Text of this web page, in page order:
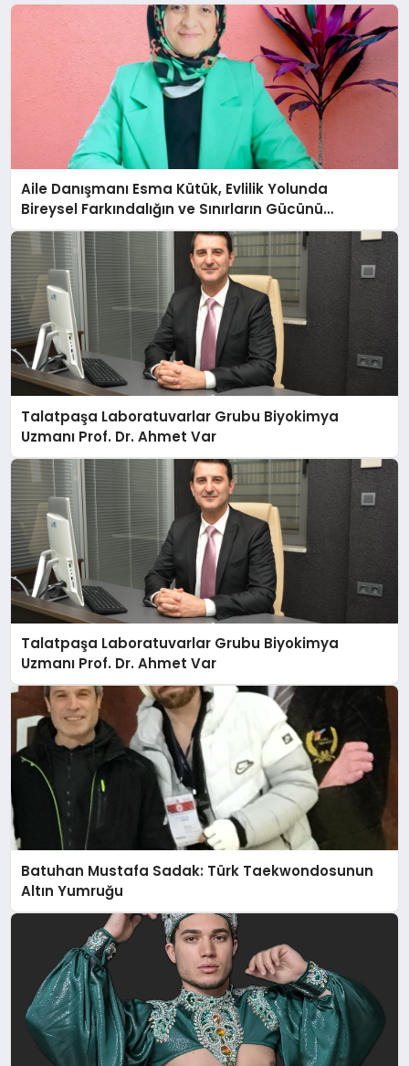
Aile Danışmanı Esma Kütük, Evlilik Yolunda
Bireysel Farkındalığın ve Sınırların Gücünü
Anlatıyor
Talatpaşa Laboratuvarlar Grubu Biyokimya
Uzmanı Prof. Dr. Ahmet Var
Talatpaşa Laboratuvarlar Grubu Biyokimya
Uzmanı Prof. Dr. Ahmet Var
Batuhan Mustafa Sadak: Türk Taekwondosunun
Altın Yumruğu